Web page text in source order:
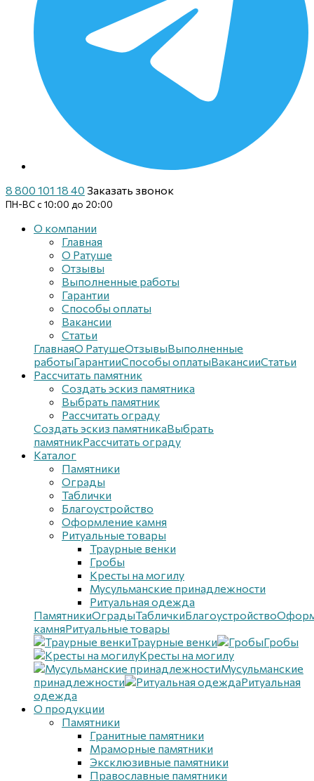
8 800 101 18 40 Заказать звонок
ПН-ВС с 10:00 до 20:00
О компании
Главная
О Ратуше
Отзывы
Выполненные работы
Гарантии
Способы оплаты
Вакансии
Статьи
ГлавнаяО РатушеОтзывыВыполненные
работыГарантииСпособы оплатыВакансииСтатьи
Рассчитать памятник
Создать эскиз памятника
Выбрать памятник
Рассчитать ограду
Создать эскиз памятникаВыбрать
памятникРассчитать ограду
Каталог
Памятники
Ограды
Таблички
Благоустройствo
Оформление камня
Ритуальные товары
Траурные венки
Гробы
Кресты на могилу
Мусульманские принадлежности
Ритуальная одежда
ПамятникиОградыТабличкиБлагоустройствo
камняРитуальные товары
Траурные венки
Гробы
Кресты на могилу
Мусульманские
принадлежности
Ритуальная
одежда
О продукции
Памятники
Гранитные памятники
Мраморные памятники
Эксклюзивные памятники
Православные памятники